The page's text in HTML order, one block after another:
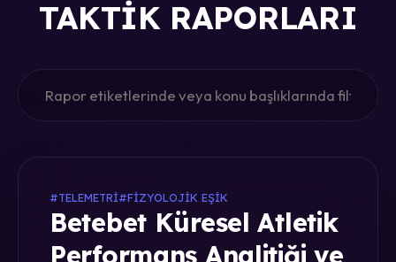
TAKTIK RAPORLARI
#TELEMETRI#FIZYOLOJIK EŞIK
Betebet Küresel Atletik
Performans Analitiği ve